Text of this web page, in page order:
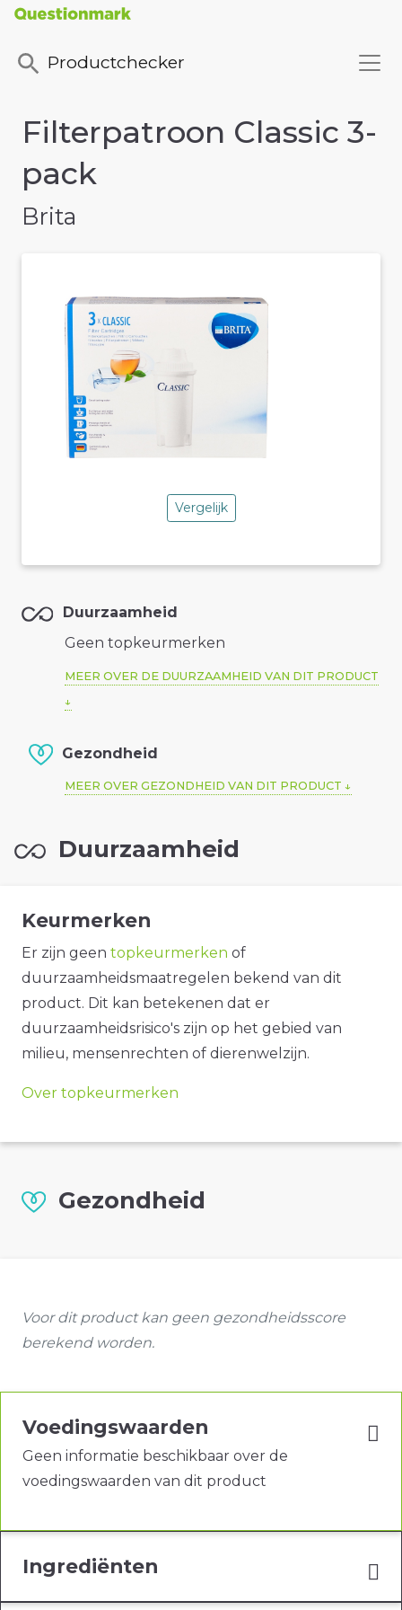
Productchecker
Filterpatroon Classic 3-
pack
Brita
Vergelijk
Duurzaamheid
Geen topkeurmerken
MEER OVER DE DUURZAAMHEID VAN DIT PRODUCT
Gezondheid
MEER OVER GEZONDHEID VAN DIT PRODUCT
Duurzaamheid
Keurmerken
Er zijn geen topkeurmerken of
duurzaamheidsmaatregelen bekend van dit
product. Dit kan betekenen dat er
duurzaamheidsrisico's zijn op het gebied van
milieu, mensenrechten of dierenwelzijn.
Over topkeurmerken
Gezondheid
Voor dit product kan geen gezondheidsscore
berekend worden.
Voedingswaarden
Geen informatie beschikbaar over de
voedingswaarden van dit product
Ingrediënten